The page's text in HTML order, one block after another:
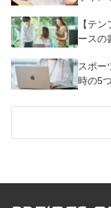
【テン
ースの
スポー
時の5